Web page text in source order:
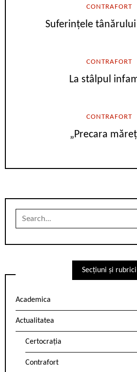
CONTRAFORT
Suferințele
CONTRAFORT
La stâlpul
CONTRAFORT
„Precara
Search
Secțiuni și rubrici
Academica
Actualitatea
Certocrația
Contrafort